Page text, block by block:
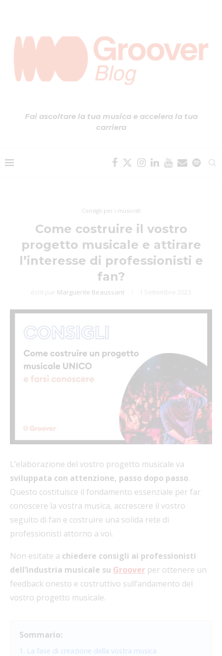
Fai ascoltare la tua musica e accelera la tua
carriera
Consigli per i musicisti
Come costruire il vostro
progetto musicale e attirare
l’interesse di professionisti e
fan?
écrit par Marguerite Beaussant 1 Settembre 2023
L’elaborazione del vostro progetto musicale va
sviluppata con attenzione, passo dopo passo.
Questo costituisce il fondamento essenziale per far
conoscere la vostra musica, accrescere il vostro
seguito di fan e costruire una solida rete di
professionisti attorno a voi.
Non esitate a chiedere consigli ai professionisti
dell’industria musicale su Groover per ottenere un
feedback onesto e costruttivo sull’andamento del
vostro progetto musicale.
Sommario:
1. La fase di creazione della vostra musica